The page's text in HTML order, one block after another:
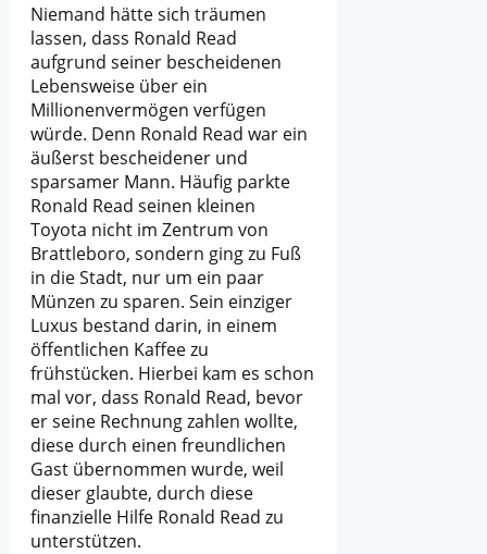
Niemand hätte sich träumen
lassen, dass Ronald Read
aufgrund seiner bescheidenen
Lebensweise über ein
Millionenvermögen verfügen
würde. Denn Ronald Read war ein
äußerst bescheidener und
sparsamer Mann. Häufig parkte
Ronald Read seinen kleinen
Toyota nicht im Zentrum von
Brattleboro, sondern ging zu Fuß
in die Stadt, nur um ein paar
Münzen zu sparen. Sein einziger
Luxus bestand darin, in einem
öffentlichen Kaffee zu
frühstücken. Hierbei kam es schon
mal vor, dass Ronald Read, bevor
er seine Rechnung zahlen wollte,
diese durch einen freundlichen
Gast übernommen wurde, weil
dieser glaubte, durch diese
finanzielle Hilfe Ronald Read zu
unterstützen.